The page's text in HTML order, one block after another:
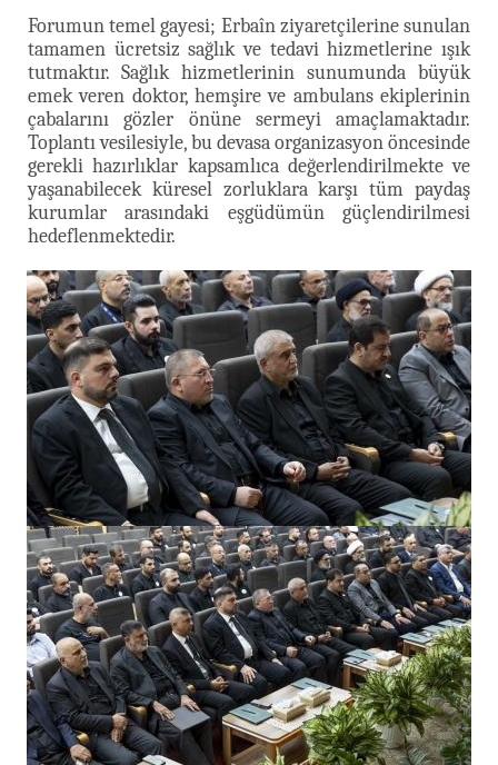
Forumun temel gayesi; Erbaîn ziyaretçilerine sunulan
tamamen ücretsiz sağlık ve tedavi hizmetlerine ışık
tutmaktır. Sağlık hizmetlerinin sunumunda büyük
emek veren doktor, hemşire ve ambulans ekiplerinin
çabalarını gözler önüne sermeyi amaçlamaktadır.
Toplantı vesilesiyle, bu devasa organizasyon öncesinde
gerekli hazırlıklar kapsamlıca değerlendirilmekte ve
yaşanabilecek küresel zorluklara karşı tüm paydaş
kurumlar arasındaki eşgüdümün güçlendirilmesi
hedeflenmektedir.